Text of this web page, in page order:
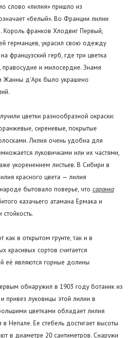
слово «лилия» пришло из
«белый». Во Франции лилии
Король франков Хлодвиг Первый,
германцев, украсил свою одежду
французский герб, где три цветка
правосудие и милосердие. Знамя
Жанны д'Арк было украшено
цветки разнообразной окраски:
сиреневые, покрытые
Лилия очень удобна для
луковичками или их частями,
укоренением листьев. В Сибири в
красного цвета — лилия
бытовало поверье, что саранка
казачьего атамана Ермака и
в открытом грунте, так и в
красивых сортов считается
её являются горные долины
обнаружил в 1903 году ботаник из
привез луковицы этой лилии в
цветками обладает лилия
в Непале. Ее стебель достигает высоты
в диаметре 20 сантиметров. Снаружи